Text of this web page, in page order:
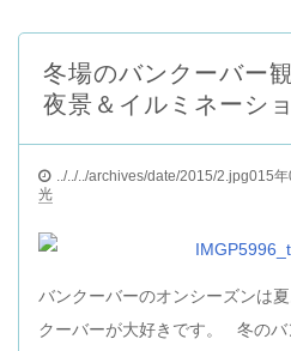
冬場のバンクーバー
夜景＆イルミネーシ
../../../archives/date/2015/2.jpg015年
光
バンクーバーのオンシーズンは
クーバーが大好きです。 冬のバ